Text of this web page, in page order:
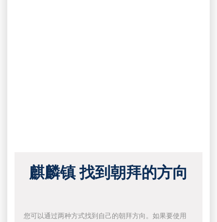
麒麟镇 找到朝拜的方向
您可以通过两种方式找到自己的朝拜方向。如果要使用